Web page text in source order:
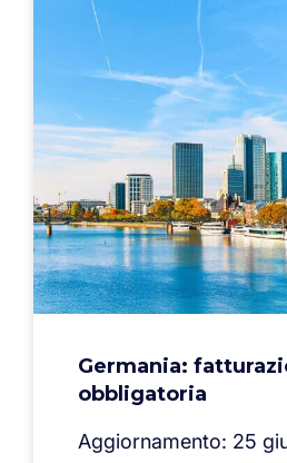
Germania:
obbligatoria
Aggiornamento: 25